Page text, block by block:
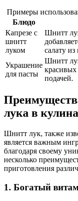
Примеры
Блюдо
Капрезе с
шнитт
луком
Шнитт
салату
Украшение
для пасты
Шнитт
красивых
подачей.
лука в
Шнитт лук, также
является важным
благодаря своему
несколько
приготовления
1. Богатый